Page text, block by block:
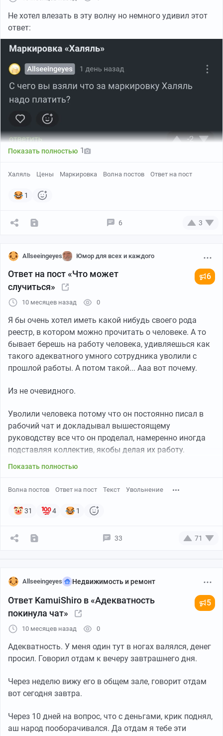
Не хотел влезать в эту волну но немного удивил этот
ответ:
Никогда не думал что за маркировку нужно платить.
Не надо говорить мне, что на каком то сайте что то
написано. Воздух тоже можно продавать если будут
платить. Где есть юридически закрепленный на
законодательном уровне обязанность наносить или
следовать этому знаку подобно ГОСТу?
Единственное что я нашел, что сама эта эмблема в
зарегистрирована на международном уровне и для
того чтоб правообладатель именно этого рисунка,
именно этой формы и именно этих цветов, именно с
этими надписями разрешил тебе нанести на свою
продукцию требует за это оплату.
надпись Халяль нарисованную мною. Пусть будет это
может мне сказать.
болту вертел.
И кстати. Любая маркировка потеряет свою ценность
когда она окажется на всëм.
Показать полностью 1
Халяль Цены Маркировка Волна постов Ответ на пост
1
6 3
Allseeingeyes Юмор для всех и каждого
Ответ на пост «Что может
случиться»
6
10 месяцев назад 0
Я бы очень хотел иметь какой нибудь своего рода
реестр, в котором можно прочитать о человеке. А то
бывает берешь на работу человека, удивляешься как
такого адекватного умного сотрудника уволили с
прошлой работы. А потом такой... Ааа вот почему.
Из не очевидного.
Уволили человека потому что он постоянно писал в
рабочий чат и докладывал вышестоящему
руководству все что он проделал, намеренно иногда
подставляя коллектив, якобы делая их работу.
Показать полностью
Волна постов Ответ на пост Текст Увольнение
31 4 1
33 71
Allseeingeyes Недвижимость и ремонт
Ответ KamuiShiro в «Адекватность
покинула чат»
5
10 месяцев назад 0
Адекватность. У меня один тут в ногах валялся, денег
просил. Говорил отдам к вечеру завтрашнего дня.
Через неделю вижу его в общем зале, говорит отдам
вот сегодня завтра.
Через 10 дней на вопрос, что с деньгами, крик поднял,
аш народ пооборачивался. Да отдам я тебе эти